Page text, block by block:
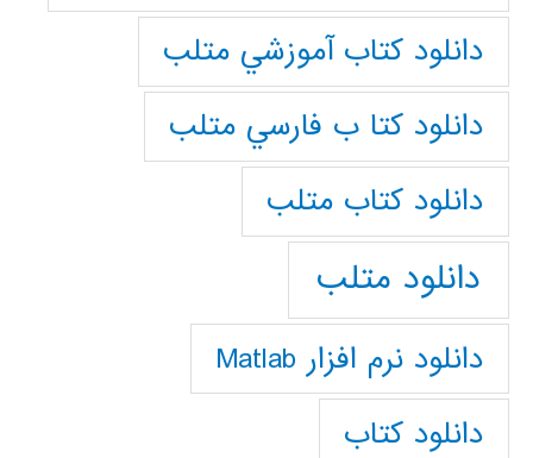
دانلود كتاب آموزشي متلب
دانلود كتا ب فارسي متلب
دانلود كتاب متلب
دانلود متلب
دانلود نرم افزار Matlab
دانلود کتاب